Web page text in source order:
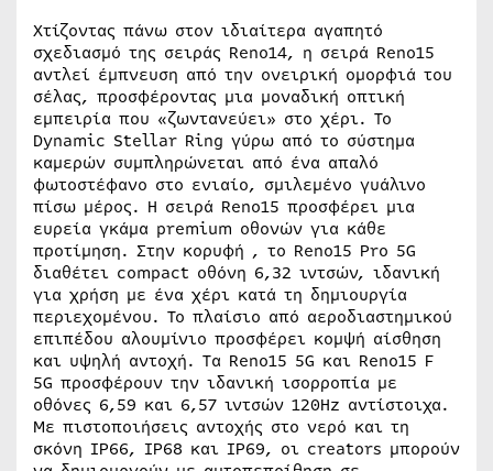
Χτίζοντας πάνω στον ιδιαίτερα αγαπητό
σχεδιασμό της σειράς Reno14, η σειρά Reno15
αντλεί έμπνευση από την ονειρική ομορφιά του
σέλας, προσφέροντας μια μοναδική οπτική
εμπειρία που «ζωντανεύει» στο χέρι. Το
Dynamic Stellar Ring γύρω από το σύστημα
καμερών συμπληρώνεται από ένα απαλό
φωτοστέφανο στο ενιαίο, σμιλεμένο γυάλινο
πίσω μέρος. Η σειρά Reno15 προσφέρει μια
ευρεία γκάμα premium οθονών για κάθε
προτίμηση. Στην κορυφή , το Reno15 Pro 5G
διαθέτει compact οθόνη 6,32 ιντσών, ιδανική
για χρήση με ένα χέρι κατά τη δημιουργία
περιεχομένου. Το πλαίσιο από αεροδιαστημικού
επιπέδου αλουμίνιο προσφέρει κομψή αίσθηση
και υψηλή αντοχή. Τα Reno15 5G και Reno15 F
5G προσφέρουν την ιδανική ισορροπία με
οθόνες 6,59 και 6,57 ιντσών 120Hz αντίστοιχα.
Με πιστοποιήσεις αντοχής στο νερό και τη
σκόνη IP66, IP68 και IP69, οι creators μπορούν